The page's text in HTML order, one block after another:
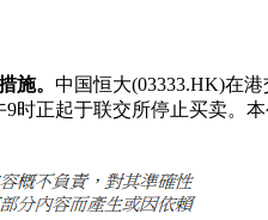
施。 中国恒大(03333.HK)在
正起于联交所停止买卖。